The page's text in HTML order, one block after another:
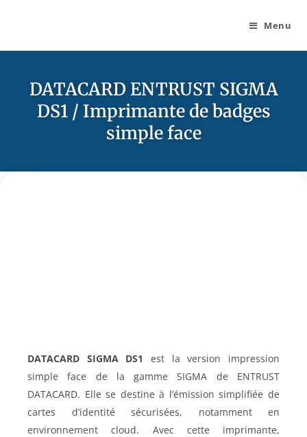
Menu
DATACARD ENTRUST SIGMA
DS1 / Imprimante de badges
simple face
DATACARD SIGMA DS1 est la version impression
simple face de la gamme SIGMA de ENTRUST
DATACARD. Elle se destine à l’émission simplifiée de
cartes d’identité sécurisées, notamment en
environnement cloud. Avec cette imprimante,